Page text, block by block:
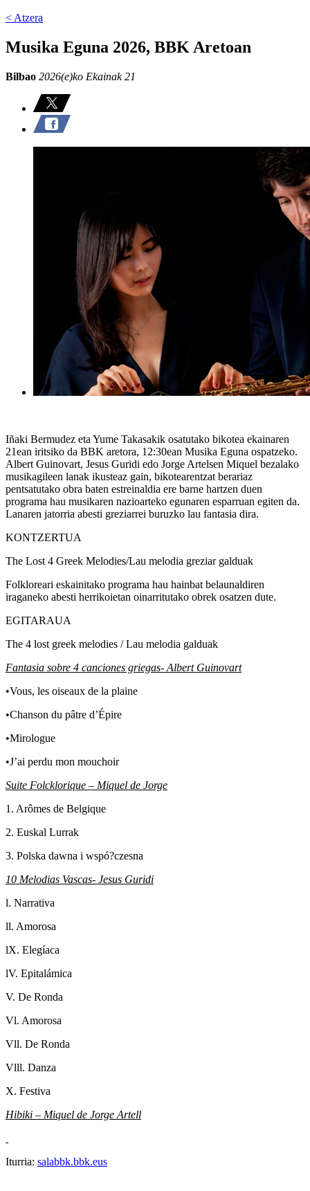
< Atzera
Musika Eguna 2026, BBK Aretoan
Bilbao 2026(e)ko Ekainak 21
Iñaki Bermudez eta Yume Takasakik osatutako bikotea ekainaren
21ean iritsiko da BBK aretora, 12:30ean Musika Eguna ospatzeko.
Albert Guinovart, Jesus Guridi edo Jorge Artelsen Miquel bezalako
musikagileen lanak ikusteaz gain, bikotearentzat berariaz
pentsatutako obra baten estreinaldia ere barne hartzen duen
programa hau musikaren nazioarteko egunaren esparruan egiten da.
Lanaren jatorria abesti greziarrei buruzko lau fantasia dira.
KONTZERTUA
The Lost 4 Greek Melodies/Lau melodia greziar galduak
Folkloreari eskainitako programa hau hainbat belaunaldiren
iraganeko abesti herrikoietan oinarritutako obrek osatzen dute.
EGITARAUA
The 4 lost greek melodies / Lau melodia galduak
Fantasia sobre 4 canciones griegas- Albert Guinovart
•Vous, les oiseaux de la plaine
•Chanson du pâtre d’Épire
•Mirologue
•J’ai perdu mon mouchoir
Suite Folcklorique – Miquel de Jorge
1. Arômes de Belgique
2. Euskal Lurrak
3. Polska dawna i wspó?czesna
10 Melodias Vascas- Jesus Guridi
l. Narrativa
ll. Amorosa
lX. Elegíaca
lV. Epitalámica
V. De Ronda
Vl. Amorosa
Vll. De Ronda
Vlll. Danza
X. Festiva
Hibiki – Miquel de Jorge Artell
Iturria: salabbk.bbk.eus